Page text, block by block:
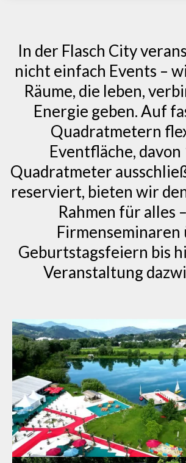
In der Flasch City
nicht einfach Events –
Räume, die leben,
Energie geben. Auf
Quadratmetern
Eventfläche, davon
Quadratmeter
reserviert, bieten wir
Rahmen für alles
Firmenseminaren
Geburtstagsfeiern bis
Veranstaltung